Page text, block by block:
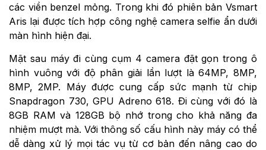
các viền benzel mỏng. Trong khi đó phiên bản Vsmart
Aris lại được tích hợp công nghệ camera selfie ẩn dưới
màn hình hiện đại.
Mặt sau máy đi cùng cụm 4 camera đặt gọn trong ô
hình vuông với độ phân giải lần lượt là 64MP, 8MP,
8MP, 2MP. Máy được cung cấp sức mạnh từ chip
Snapdragon 730, GPU Adreno 618. Đi cùng với đó là
8GB RAM và 128GB bộ nhớ trong cho khả năng đa
nhiệm mượt mà. Với thông số cấu hình này máy có thể
dễ dàng xử lý mọi tác vụ từ cơ bản đến nâng cao do